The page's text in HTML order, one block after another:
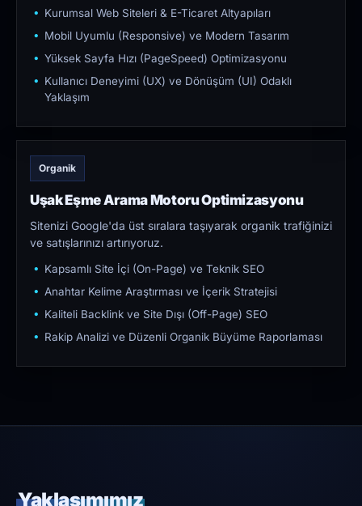
Kurumsal Web Siteleri & E-Ticaret Altyapıları
Mobil Uyumlu (Responsive) ve Modern Tasarım
Yüksek Sayfa Hızı (PageSpeed) Optimizasyonu
Kullanıcı Deneyimi (UX) ve Dönüşüm (UI) Odaklı
Yaklaşım
Organik
Uşak Eşme Arama Motoru Optimizasyonu
Sitenizi Google'da üst sıralara taşıyarak organik trafiğinizi
ve satışlarınızı artırıyoruz.
Kapsamlı Site İçi (On-Page) ve Teknik SEO
Anahtar Kelime Araştırması ve İçerik Stratejisi
Kaliteli Backlink ve Site Dışı (Off-Page) SEO
Rakip Analizi ve Düzenli Organik Büyüme Raporlaması
Yaklaşımımız